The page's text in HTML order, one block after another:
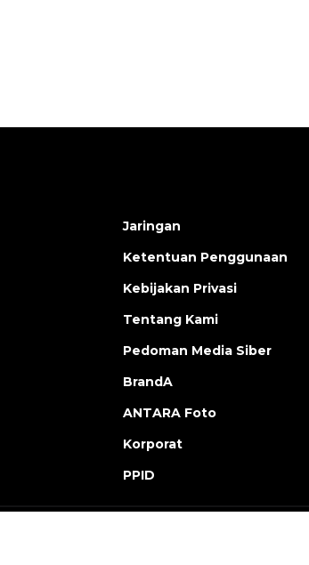
Jaringan
Ketentuan Penggunaan
Kebijakan Privasi
Tentang Kami
Pedoman Media Siber
BrandA
ANTARA Foto
Korporat
PPID